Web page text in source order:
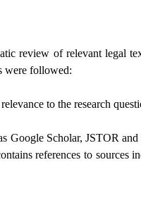
review of relevant legal
were followed:
to the research
Google Scholar, JSTOR
references to sources